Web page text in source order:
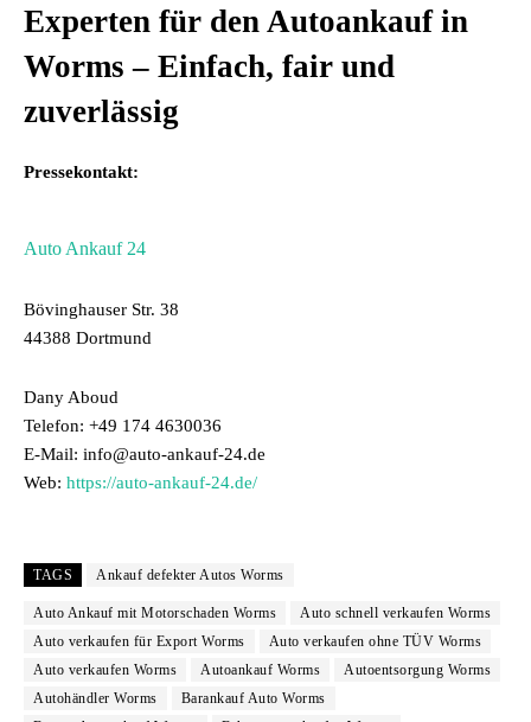
Experten für den Autoankauf in
Worms – Einfach, fair und
zuverlässig
Pressekontakt:
Auto Ankauf 24
Bövinghauser Str. 38
44388 Dortmund
Dany Aboud
Telefon: +49 174 4630036
E-Mail: info@auto-ankauf-24.de
Web: https://auto-ankauf-24.de/
TAGS Ankauf defekter Autos Worms
Auto Ankauf mit Motorschaden Worms
Auto schnell verkaufen Worms
Auto verkaufen für Export Worms
Auto verkaufen ohne TÜV Worms
Auto verkaufen Worms
Autoankauf Worms
Autoentsorgung Worms
Autohändler Worms
Barankauf Auto Worms